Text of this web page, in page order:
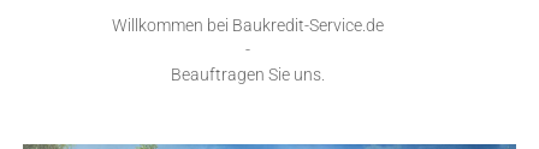
Willkommen bei Baukredit-Service.de
-
Beauftragen Sie uns.